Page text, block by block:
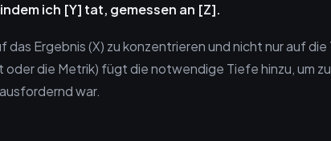
ich [Y] tat, gemessen an [Z].
das Ergebnis (X) zu konzentrieren und nicht nur auf
die Metrik) fügt die notwendige Tiefe hinzu, um
war.